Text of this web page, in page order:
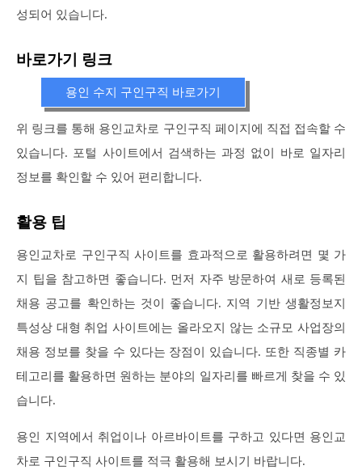
성되어 있습니다.
바로가기 링크
용인 수지 구인구직 바로가기
위 링크를 통해 용인교차로 구인구직 페이지에 직접 접속할 수
있습니다. 포털 사이트에서 검색하는 과정 없이 바로 일자리
정보를 확인할 수 있어 편리합니다.
활용 팁
용인교차로 구인구직 사이트를 효과적으로 활용하려면 몇 가
지 팁을 참고하면 좋습니다. 먼저 자주 방문하여 새로 등록된
채용 공고를 확인하는 것이 좋습니다. 지역 기반 생활정보지
특성상 대형 취업 사이트에는 올라오지 않는 소규모 사업장의
채용 정보를 찾을 수 있다는 장점이 있습니다. 또한 직종별 카
테고리를 활용하면 원하는 분야의 일자리를 빠르게 찾을 수 있
습니다.
용인 지역에서 취업이나 아르바이트를 구하고 있다면 용인교
차로 구인구직 사이트를 적극 활용해 보시기 바랍니다.